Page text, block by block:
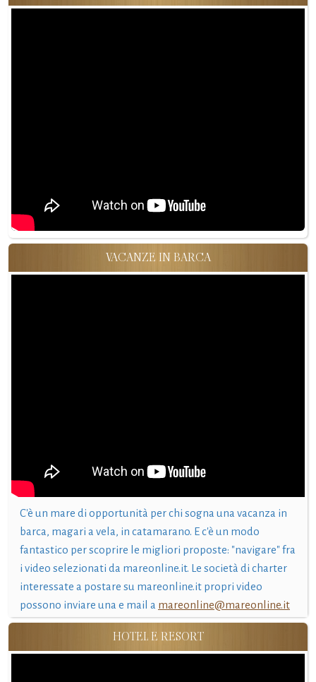
VACANZE IN BARCA
C'è un mare di opportunità per chi sogna una vacanza in
barca, magari a vela, in catamarano. E c'è un modo
fantastico per scoprire le migliori proposte: "navigare" fra
i video selezionati da mareonline.it. Le società di charter
interessate a postare su mareonline.it propri video
possono inviare una e mail a mareonline@mareonline.it
HOTEL E RESORT